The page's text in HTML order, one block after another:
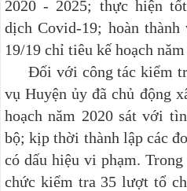
2020 - 2025; thực hiện
dịch Covid-19; hoàn
19/19 chỉ tiêu kế hoạch
Đối với công tác kiểm
vụ Huyện ủy đã chủ động
hoạch năm 2020 sát với
bộ; kịp thời thành lập các
có dấu hiệu vi phạm.
chức kiểm tra 35 lượt tổ